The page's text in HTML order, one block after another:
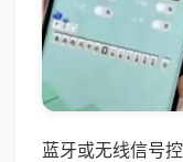
蓝牙或无线信号